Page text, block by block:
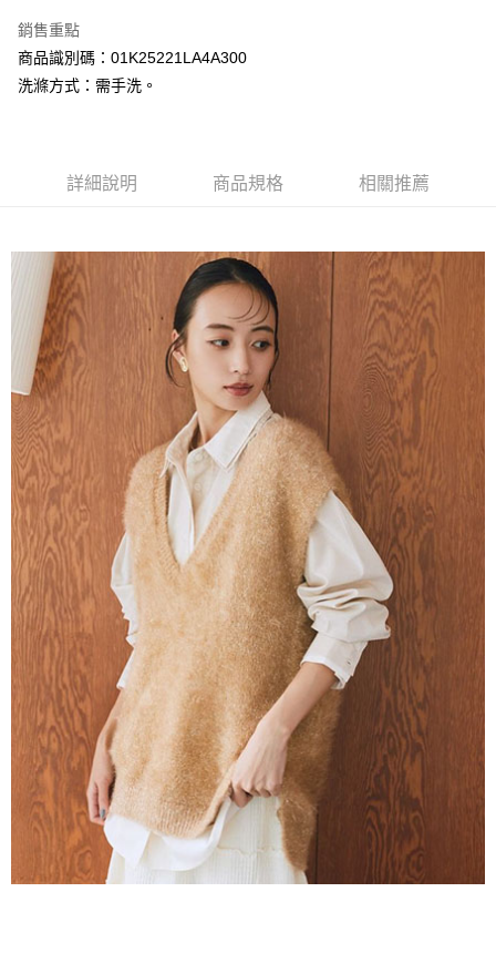
台灣樂天信用卡公司
大哥付你分期
相關說明
【大哥付你分期使用說明】
成交易。
3.實際核准額度、可分期數及費用金額請依後續交易確認頁面所載為準。
法說明評估內容。
【繳款方式說明】
1.分期款項不併入電信帳單，「大哥付你分期」於每月結算日後寄送繳費提
醒簡訊。
2.透過簡訊連結打開帳單後，可選擇「超商條碼／台灣大直營門市／銀行轉
帳／街口支付／iPASS MONEY」等通路繳費。
【注意事項】
1.本服務係由「台灣大哥大股份有限公司」（以下簡稱本公司）所提供，讓
用戶於交易時，得透過本服務購買商品或服務，並由商店將買賣／分期付款
買賣價金債權讓與本公司後，依約使用本公司帳單繳交帳款。
2.基於同意付款使用「大哥付你分期」之契約關係目的，商店將以您的個人
資料（包含姓名、電話或地址）提供予台灣大哥大進項蒐集、處理及利用，
由本公司與您本人進行分期帳單所需資料之確認、核對及更正。
3.完整用戶服務條款，請詳閱以下連結：https://oppay.tw/userRule
AFTEE先享後付是「在收到商品之後才付款」的支付方式。 讓您購物簡單
３．安心：先確認商品／服務後，再付款。
【「AFTEE先享後付」結帳流程】
１．於結帳方式選擇「AFTEE先享後付」後，將跳轉至「AFTEE先享後付」
結帳頁面，進行簡訊認證並確認金額後，即可完成結帳。
２．訂單成立數日內，您將收到繳費通知簡訊。
３．收到繳費通知簡訊後14天內，點擊此簡訊中的連結，可透過四大超商／
ATM／網路銀行／等多元方式進行付款，方視為交易完成。
※ 請注意：結帳手續完成當下不需立刻繳費，但若您需要取消訂單，請聯絡
購買商品的店家。未經商家同意取消之訂單仍視為有效，需透過AFTEE先享
後付繳納相關費用。
※ 交易是否成功請以「AFTEE先享後付 」之結帳頁面顯示為準，若有關於
是否繳費成功／繳費後需取消欲退款等相關疑問，請聯繫「AFTEE先享後付
客戶支援中心」
https://netprotections.freshdesk.com/support/home
【注意事項】
１．透過由恩沛科技股份有限公司提供之「AFTEE先享後付」服務完成之交
易，需依本服務之必要範圍內提供個人資料，並將交易相關給付款項請求債
權轉讓予恩沛科技股份有限公司。
２．關於個人資料處理事宜，請瀏覽以下網址：
https://aftee.tw/terms/#terms3
３．未成年的使用者請事先徵得法定代理人或監護人之同意方可使用
「AFTEE先享後付」，若未經同意申辦者引起之損失，本公司不負相關責
任。
４．使用「AFTEE先享後付」時，將依據個別帳號之用戶狀況，依本公司即
時審查核予不同之上限額度；若仍有額度不足之情形，本公司將視審查結果
請求用戶進行身份認證。
５．嚴禁一人註冊多個帳號或使用他人資訊註冊。若發現惡意使用之情形，
恩沛科技股份有限公司將有權停止該用戶之使用額度並採取法律行動。
ATM付款
全家取貨付款
每筆NT$60，滿NT$388(含以上)免運費
全家純取貨
每筆NT$60，滿NT$388(含以上)免運費
萊爾富取貨付款
每筆NT$60，滿NT$888(含以上)免運費
萊爾富純取貨
每筆NT$60，滿NT$888(含以上)免運費
7-11取貨付款
每筆NT$60，滿NT$888(含以上)免運費
7-11純取貨
每筆NT$60，滿NT$888(含以上)免運費
每筆NT$90，滿NT$888(含以上)免運費
銷售重點
商品識別碼：01K25221LA4A300
洗滌方式：需手洗。
詳細說明 商品規格 相關推薦